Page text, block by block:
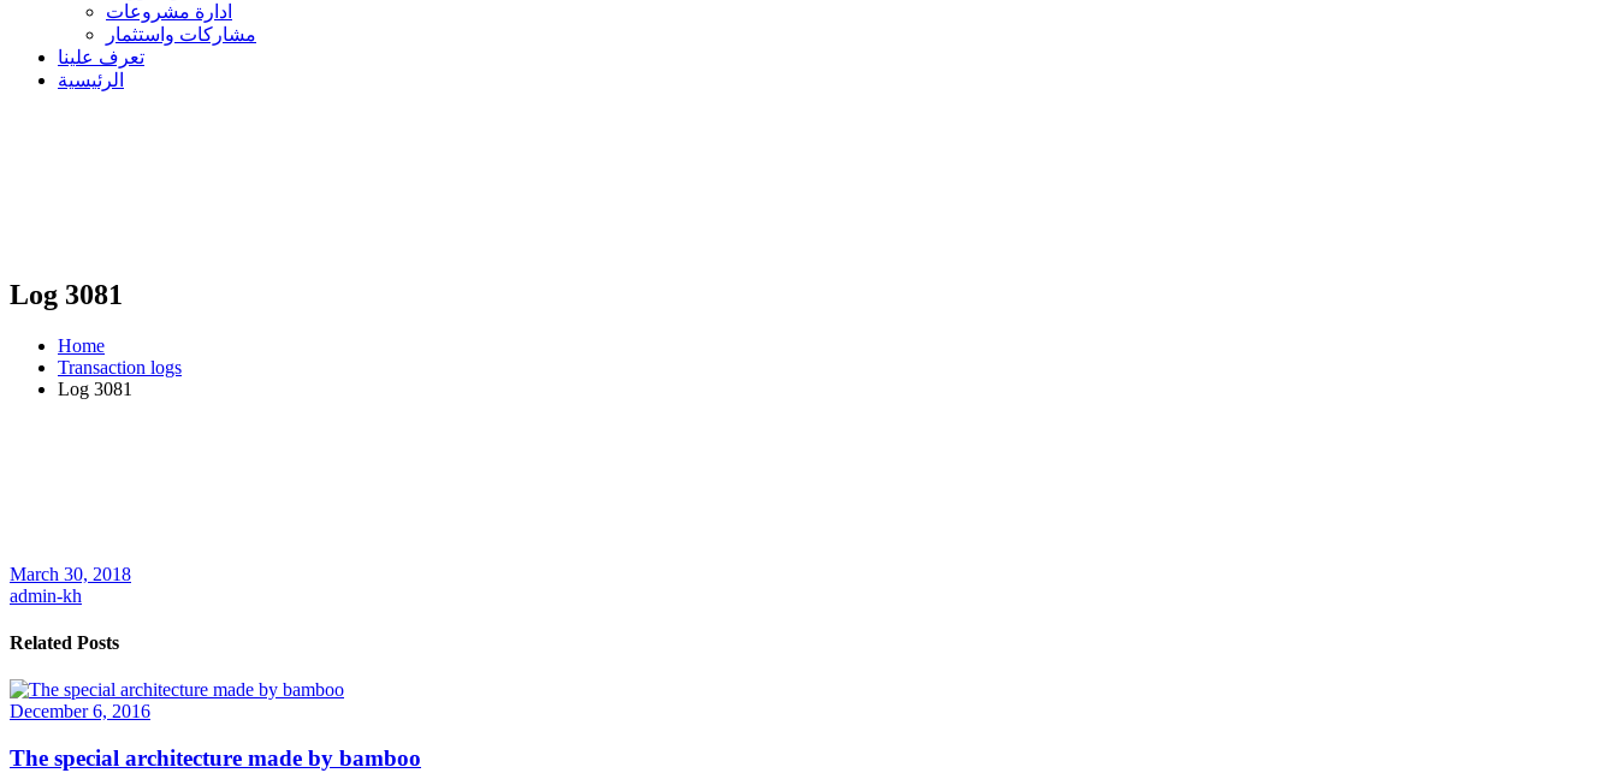
ادارة مشروعات
مشاركات واستثمار
تعرف علينا
الرئيسية
Log 3081
Home
Transaction logs
Log 3081
March 30, 2018
admin-kh
Related Posts
December 6, 2016
The special architecture made by bamboo